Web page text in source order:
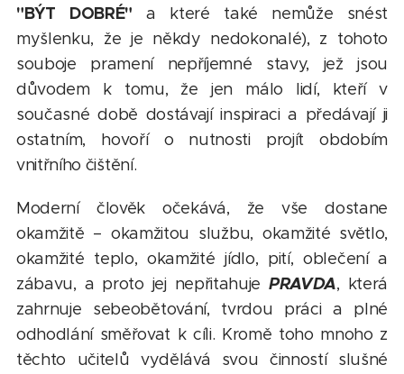
"BÝT DOBRÉ"a které také nemůže snést
myšlenku, že je někdy nedokonalé), z tohoto
souboje pramení nepříjemné stavy, jež jsou
důvodem k tomu, že jen málo lidí, kteří v
současné době dostávají inspiraci a předávají ji
ostatním, hovoří o nutnosti projít obdobím
vnitřního čištění.
Moderní člověk očekává, že vše dostane
okamžitě – okamžitou službu, okamžité světlo,
okamžité teplo, okamžité jídlo, pití, oblečení a
zábavu, a proto jej nepřitahuje PRAVDA, která
zahrnuje sebeobětování, tvrdou práci a plné
odhodlání směřovat k cíli. Kromě toho mnoho z
těchto učitelů vydělává svou činností slušné